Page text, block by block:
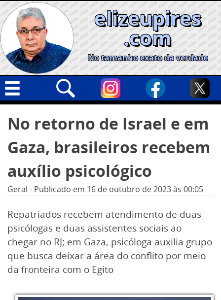
Skip
to
content
elizeupires
.com
No tamanho exato da verdade
Geral
Cidades
Informe especial
por:
No retorno de Israel e em
Gaza, brasileiros recebem
auxílio psicológico
Geral - Publicado em 16 de outubro de 2023às 00:05
Repatriados recebem atendimento de duas
psicólogas e duas assistentes sociais ao
chegar no RJ; em Gaza, psicóloga auxilia grupo
que busca deixar a área do conflito por meio
da fronteira com o Egito